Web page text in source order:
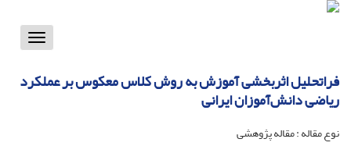
Toggle
فراتحلیل اثربخشی آموزش به روش کلاس معکوس بر عملکرد
ریاضی دانش‌آموزان ایرانی
نوع مقاله : مقاله پژوهشی